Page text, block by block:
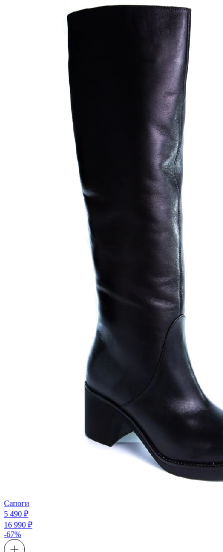
Сапоги
5 490 ₽
16 990 ₽
-67%